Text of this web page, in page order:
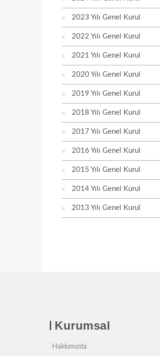
2023 Yılı Genel Kurul
2022 Yılı Genel Kurul
2021 Yılı Genel Kurul
2020 Yılı Genel Kurul
2019 Yılı Genel Kurul
2018 Yılı Genel Kurul
2017 Yılı Genel Kurul
2016 Yılı Genel Kurul
2015 Yılı Genel Kurul
2014 Yılı Genel Kurul
2013 Yılı Genel Kurul
Kurumsal
Hakkımızda